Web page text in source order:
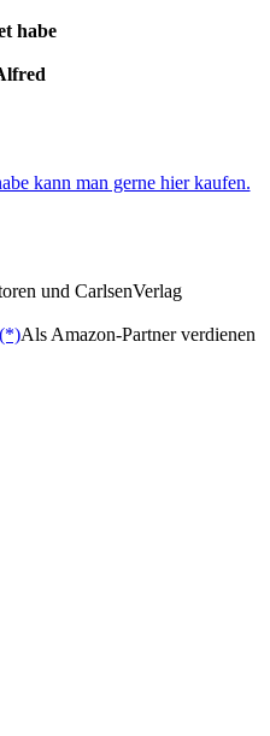
habe
kann man gerne hier kaufen.
und CarlsenVerlag
(*)Als Amazon-Partner verdienen